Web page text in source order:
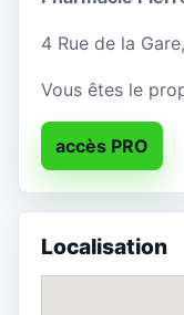
4 Rue de la
Vous êtes le
accès PRO
Localisation